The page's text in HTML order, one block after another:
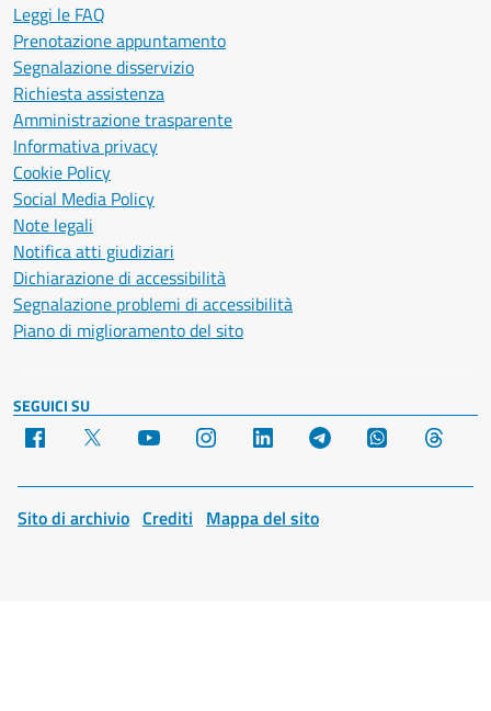
Leggi le FAQ
Prenotazione appuntamento
Segnalazione disservizio
Richiesta assistenza
Amministrazione trasparente
Informativa privacy
Cookie Policy
Social Media Policy
Note legali
Notifica atti giudiziari
Dichiarazione di accessibilità
Segnalazione problemi di accessibilità
Piano di miglioramento del sito
SEGUICI SU
Facebook YouTube Instagram LinkedIn Telegram WhatsApp
Sito di archivio Crediti Mappa del sito